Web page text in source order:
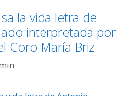
la vida letra de
interpretada por
Coro María Briz